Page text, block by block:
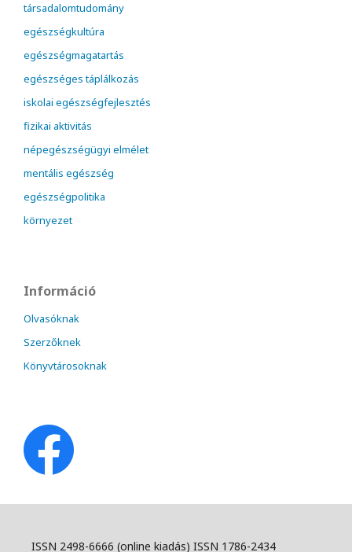
társadalomtudomány
egészségkultúra
egészségmagatartás
egészséges táplálkozás
iskolai egészségfejlesztés
fizikai aktivitás
népegészségügyi elmélet
mentális egészség
egészségpolitika
környezet
Információ
Olvasóknak
Szerzőknek
Könyvtárosoknak
ISSN 2498-6666 (online kiadás) ISSN 1786-2434